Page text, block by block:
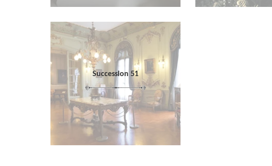
Succession 51